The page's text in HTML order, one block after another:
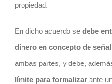
propiedad.
En dicho acuerdo se debe
dinero en concepto de señal
ambas partes, y debe,
límite para formalizarante